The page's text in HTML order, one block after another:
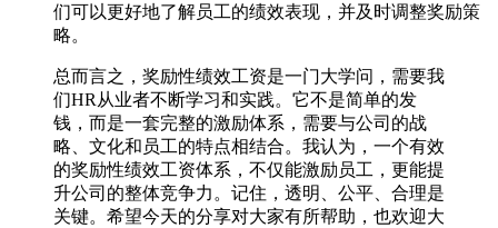
们可以更好地了解员工的绩效表现，并及时调整奖励策
略。
总而言之，奖励性绩效工资是一门大学问，需要我
们HR从业者不断学习和实践。它不是简单的发
钱，而是一套完整的激励体系，需要与公司的战
略、文化和员工的特点相结合。我认为，一个有效
的奖励性绩效工资体系，不仅能激励员工，更能提
升公司的整体竞争力。记住，透明、公平、合理是
关键。希望今天的分享对大家有所帮助，也欢迎大